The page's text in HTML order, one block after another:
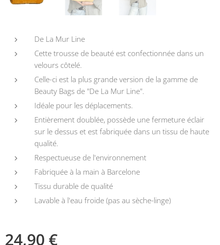
De La Mur Line
Cette trousse de beauté est confectionnée dans un
velours côtelé.
Celle-ci est la plus grande version de la gamme de
Beauty Bags de "De La Mur Line".
Idéale pour les déplacements.
Entièrement doublée, possède une fermeture éclair
sur le dessus et est fabriquée dans un tissu de haute
qualité.
Respectueuse de l'environnement
Fabriquée à la main à Barcelone
Tissu durable de qualité
Lavable à l'eau froide (pas au sèche-linge)
24,90 €